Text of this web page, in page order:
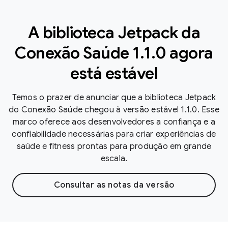
A biblioteca Jetpack da
Conexão Saúde 1.1.0 agora
está estável
Temos o prazer de anunciar que a biblioteca Jetpack
do Conexão Saúde chegou à versão estável 1.1.0. Esse
marco oferece aos desenvolvedores a confiança e a
confiabilidade necessárias para criar experiências de
saúde e fitness prontas para produção em grande
escala.
Consultar as notas da versão